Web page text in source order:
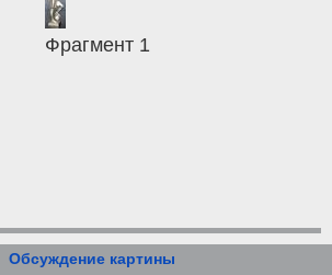
Фрагмент 1
Обсуждение картины